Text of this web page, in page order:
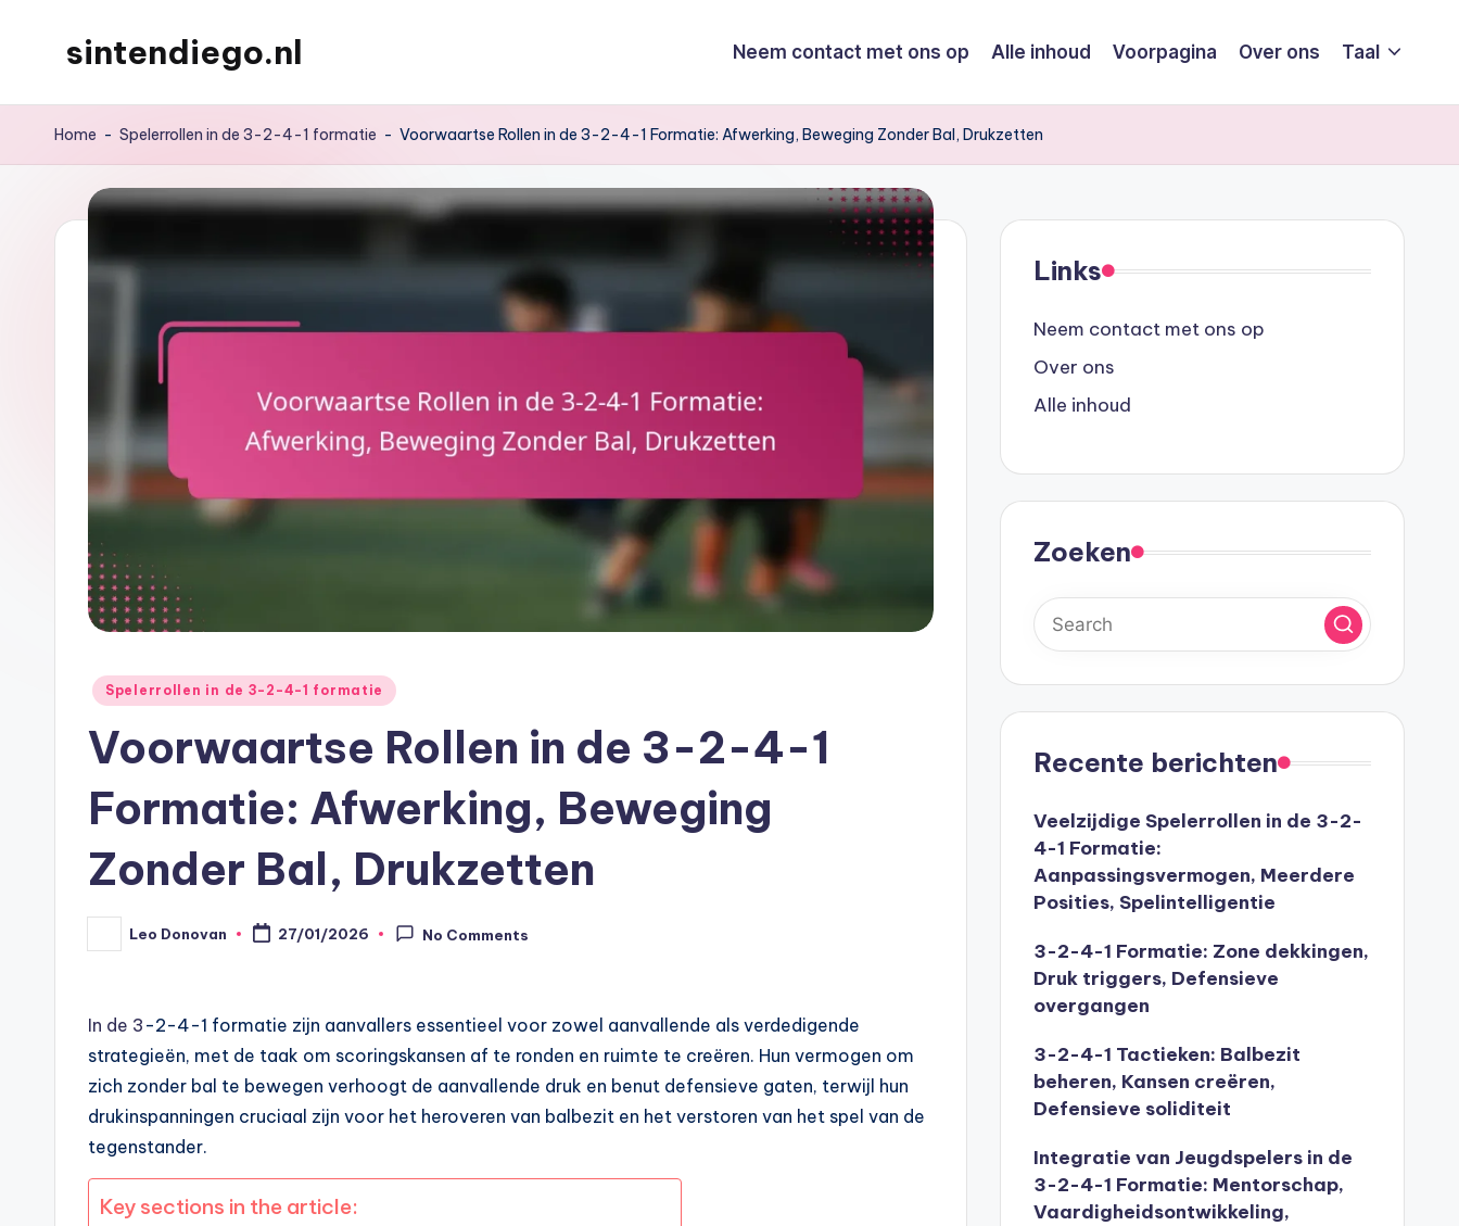
sintendiego.nl Neem contact met ons op Alle inhoud Voorpagina Over ons Taal
Home - Spelerrollen in de 3-2-4-1 formatie - Voorwaartse Rollen in de 3-2-4-1 Formatie: Afwerking, Beweging Zonder Bal, Drukzetten
Posted
Spelerrollen in de 3-2-4-1 formatie
Voorwaartse Rollen in de 3-2-4-1
Formatie: Afwerking, Beweging
Zonder Bal, Drukzetten
Posted
by
Leo Donovan 27/01/2026 No Comments
In de 3 -2-4-1 formatie zijn aanvallers essentieel voor zowel aanvallende als verdedigende
strategieën, met de taak om scoringskansen af te ronden en ruimte te creëren. Hun vermogen om
zich zonder bal te bewegen verhoogt de aanvallende druk en benut defensieve gaten, terwijl hun
drukinspanningen cruciaal zijn voor het heroveren van balbezit en het verstoren van het spel van de
tegenstander.
Key sections in the article:
Links
Neem contact met ons op
Over ons
Alle inhoud
Zoeken
Recente berichten
Veelzijdige Spelerrollen in de 3-2-
4-1 Formatie:
Aanpassingsvermogen, Meerdere
Posities, Spelintelligentie
3-2-4-1 Formatie: Zone dekkingen,
Druk triggers, Defensieve
overgangen
3-2-4-1 Tactieken: Balbezit
beheren, Kansen creëren,
Defensieve soliditeit
Integratie van Jeugdspelers in de
3-2-4-1 Formatie: Mentorschap,
Vaardigheidsontwikkeling,